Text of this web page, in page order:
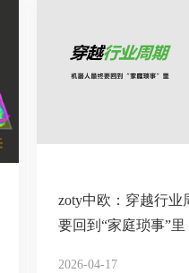
zoty中欧：穿越行业
要回到“家庭琐事”里
2026-04-17